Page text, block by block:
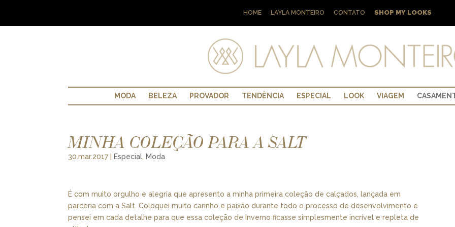
HOME LAYLA MONTEIRO CONTATO SHOP MY LOOKS
MODA BELEZA PROVADOR TENDÊNCIA ESPECIAL LOOK VIAGEM
MINHA COLEÇÃO PARA A SALT
30.mar.2017 Especial, Moda
É com muito orgulho e alegria que apresento a minha primeira coleção de calçados, lançada em
parceria com a Salt. Coloquei muito carinho e paixão durante todo o processo de desenvolvimento e
pensei em cada detalhe para que essa coleção de Inverno ficasse simplesmente incrível e repleta de